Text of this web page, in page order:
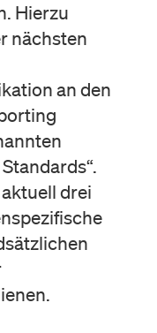
Hierzu
nächsten
an den
drei